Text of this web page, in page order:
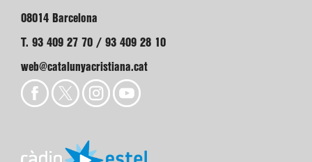
08014 Barcelona
T. 93 409 27 70 / 93 409 28 10
web@catalunyacristiana.cat